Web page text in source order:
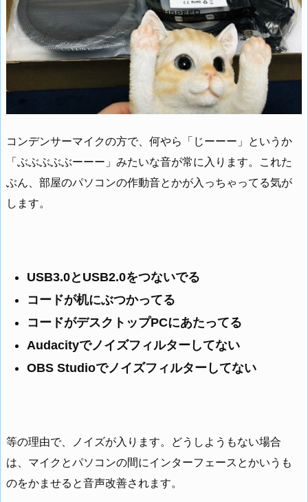
コンデンサーマイクの方で、何やら「じーーー」というか
「ぶぶぶぶぶーーー」みたいな音が常に入ります。これた
ぶん、部屋のパソコンの作動音とかが入っちゃってる気が
します。
USB3.0とUSB2.0をつないでる
コードが机にぶつかってる
コードがデスクトップPCにあたってる
Audacityでノイズフィルターしてない
OBS Studioでノイズフィルターしてない
等の理由で、ノイズが入ります。どうしようもない場合
は、マイクとパソコンの間にインターフェースとかいうも
のをかませると音声改善されます。